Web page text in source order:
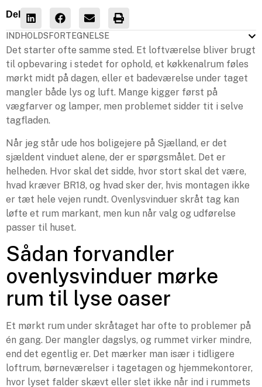
Del
INDHOLDSFORTEGNELSE
Det starter ofte samme sted. Et loftværelse bliver brugt
til opbevaring i stedet for ophold, et køkkenalrum føles
mørkt midt på dagen, eller et badeværelse under taget
mangler både lys og luft. Mange kigger først på
vægfarver og lamper, men problemet sidder tit i selve
tagfladen.
Når jeg står ude hos boligejere på Sjælland, er det
sjældent vinduet alene, der er spørgsmålet. Det er
helheden. Hvor skal det sidde, hvor stort skal det være,
hvad kræver BR18, og hvad sker der, hvis montagen ikke
er tæt hele vejen rundt. Ovenlysvinduer skråt tag kan
løfte et rum markant, men kun når valg og udførelse
passer til huset.
Sådan forvandler
ovenlysvinduer mørke
rum til lyse oaser
Et mørkt rum under skråtaget har ofte to problemer på
én gang. Der mangler dagslys, og rummet virker mindre,
end det egentlig er. Det mærker man især i tidligere
loftrum, børneværelser i tagetagen og hjemmekontorer,
hvor lyset falder skævt eller slet ikke når ind i rummets